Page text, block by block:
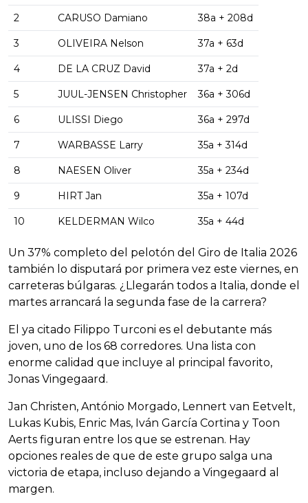
2 CARUSO Damiano 38a + 208d
3 OLIVEIRA Nelson 37a + 63d
4 DE LA CRUZ David 37a + 2d
5 JUUL-JENSEN Christopher 36a + 306d
6 ULISSI Diego 36a + 297d
7 WARBASSE Larry 35a + 314d
8 NAESEN Oliver 35a + 234d
9 HIRT Jan 35a + 107d
10 KELDERMAN Wilco 35a + 44d
Un 37% completo del pelotón del Giro de Italia 2026
también lo disputará por primera vez este viernes, en
carreteras búlgaras. ¿Llegarán todos a Italia, donde el
martes arrancará la segunda fase de la carrera?
El ya citado Filippo Turconi es el debutante más
joven, uno de los 68 corredores. Una lista con
enorme calidad que incluye al principal favorito,
Jonas Vingegaard.
Jan Christen, António Morgado, Lennert van Eetvelt,
Lukas Kubis, Enric Mas, Iván García Cortina y Toon
Aerts figuran entre los que se estrenan. Hay
opciones reales de que de este grupo salga una
victoria de etapa, incluso dejando a Vingegaard al
margen.